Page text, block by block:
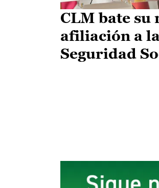
CLM bate su
afiliación a
Seguridad